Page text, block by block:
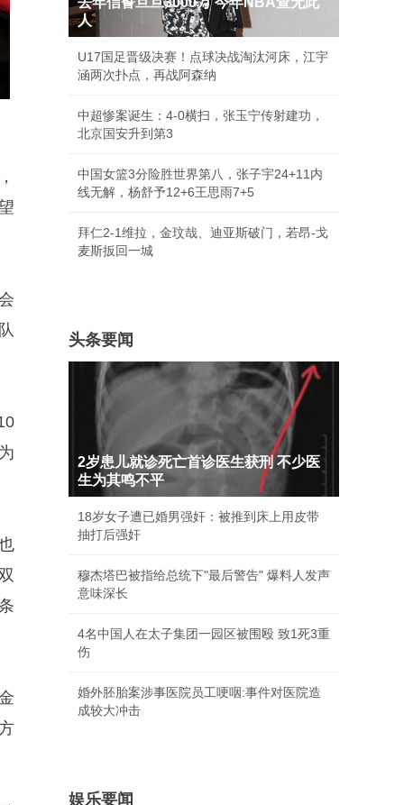
人
U17国足晋级决赛！点球决战淘汰河床，江宇
涵两次扑点，再战阿森纳
中超惨案诞生：4-0横扫，张玉宁传射建功，
北京国安升到第3
中国女篮3分险胜世界第八，张子宇24+11内
线无解，杨舒予12+6王思雨7+5
拜仁2-1维拉，金玟哉、迪亚斯破门，若昂-戈
麦斯扳回一城
头条要闻
2岁患儿就诊死亡首诊医生获刑 不少医
生为其鸣不平
18岁女子遭已婚男强奸：被推到床上用皮带
抽打后强奸
穆杰塔巴被指给总统下"最后警告" 爆料人发声
意味深长
4名中国人在太子集团一园区被围殴 致1死3重
伤
婚外胚胎案涉事医院员工哽咽:事件对医院造
成较大冲击
娱乐要闻